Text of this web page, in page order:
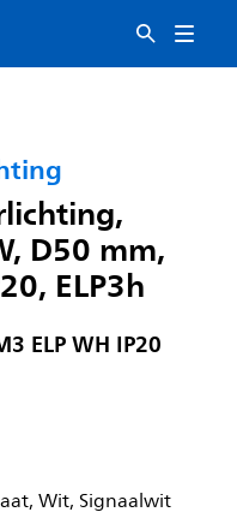
D50 mm,
ELP3h
ELP WH IP20
Wit, Signaalwit